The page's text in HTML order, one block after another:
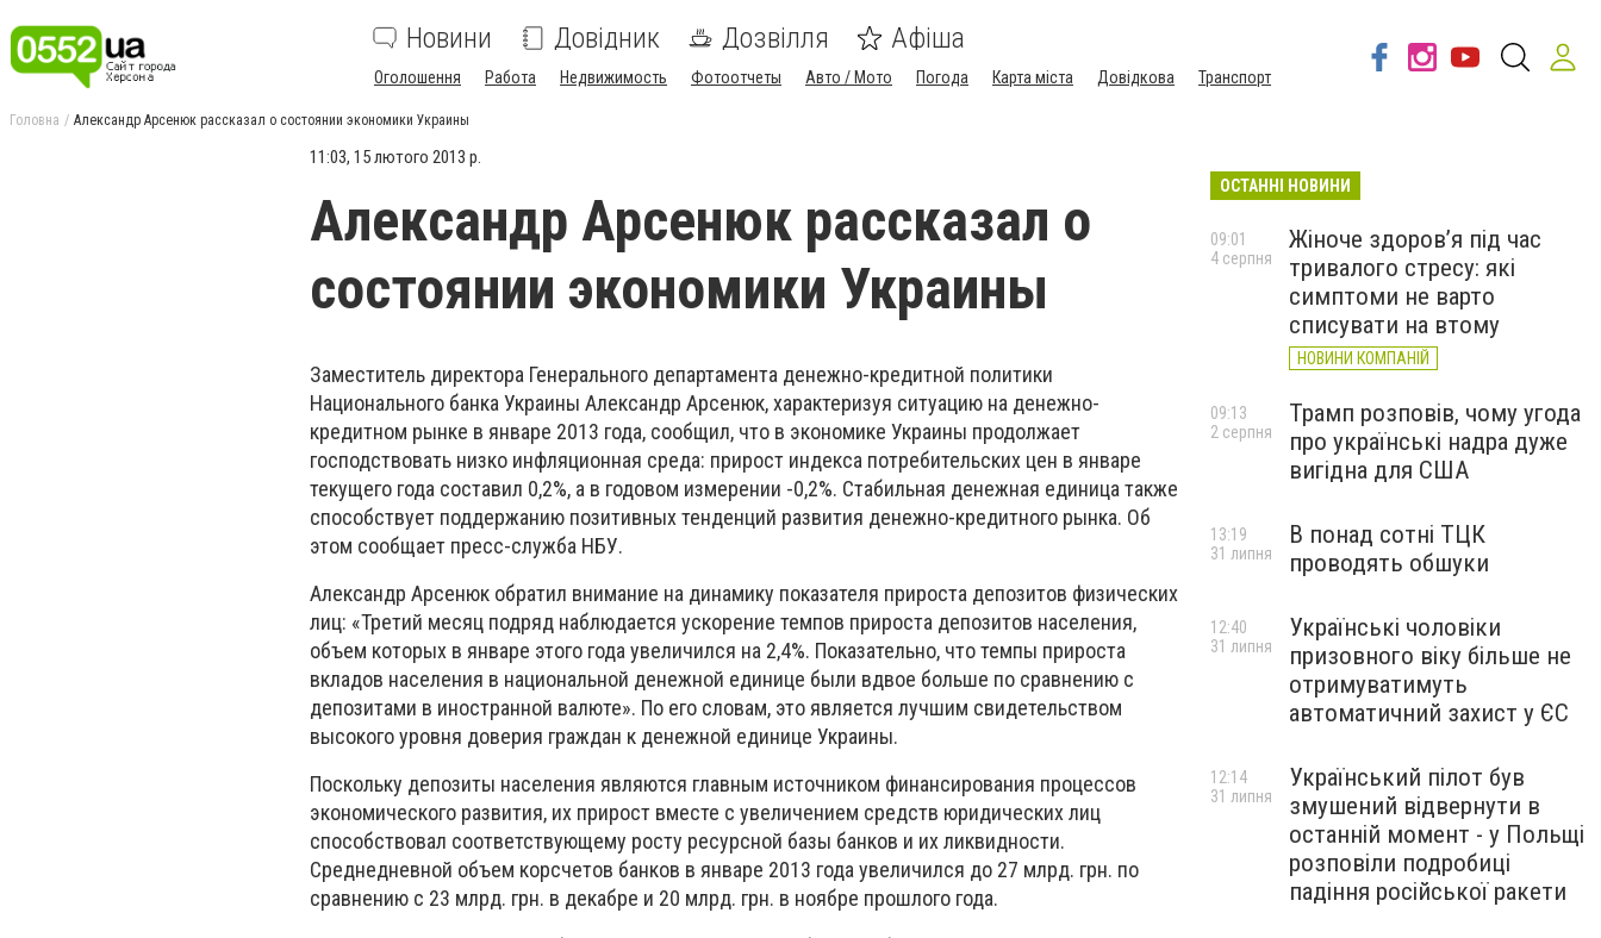
Новини Довідник Дозвілля Афіша
Оголошення Работа Недвижимость Фотоотчеты Авто / Мото Погода Карта міста Довідкова Транспорт
Головна Александр Арсенюк рассказал о состоянии экономики Украины
11:03, 15 лютого 2013 р.
Александр Арсенюк рассказал о
состоянии экономики Украины
Заместитель директора Генерального департамента денежно-кредитной политики
Национального банка Украины Александр Арсенюк, характеризуя ситуацию на денежно-
кредитном рынке в январе 2013 года, сообщил, что в экономике Украины продолжает
господствовать низко инфляционная среда: прирост индекса потребительских цен в январе
текущего года составил 0,2%, а в годовом измерении -0,2%. Стабильная денежная единица также
способствует поддержанию позитивных тенденций развития денежно-кредитного рынка. Об
этом сообщает пресс-служба НБУ.
Александр Арсенюк обратил внимание на динамику показателя прироста депозитов физических
лиц: «Третий месяц подряд наблюдается ускорение темпов прироста депозитов населения,
объем которых в январе этого года увеличился на 2,4%. Показательно, что темпы прироста
вкладов населения в национальной денежной единице были вдвое больше по сравнению с
депозитами в иностранной валюте». По его словам, это является лучшим свидетельством
высокого уровня доверия граждан к денежной единице Украины.
Поскольку депозиты населения являются главным источником финансирования процессов
экономического развития, их прирост вместе с увеличением средств юридических лиц
способствовал соответствующему росту ресурсной базы банков и их ликвидности.
Среднедневной объем корсчетов банков в январе 2013 года увеличился до 27 млрд. грн. по
сравнению с 23 млрд. грн. в декабре и 20 млрд. грн. в ноябре прошлого года.
ОСТАННІ НОВИНИ
Жіноче здоров’я під час
тривалого стресу: які
симптоми не варто
списувати на втому
НОВИНИ КОМПАНІЙ
09:01
4 серпня
Трамп розповів, чому угода
про українські надра дуже
вигідна для США
09:13
2 серпня
В понад сотні ТЦК
проводять обшуки
13:19
31 липня
Українські чоловіки
призовного віку більше не
отримуватимуть
автоматичний захист у ЄС
12:40
31 липня
Український пілот був
змушений відвернути в
останній момент - у Польщі
розповіли подробиці
падіння російської ракети
12:14
31 липня